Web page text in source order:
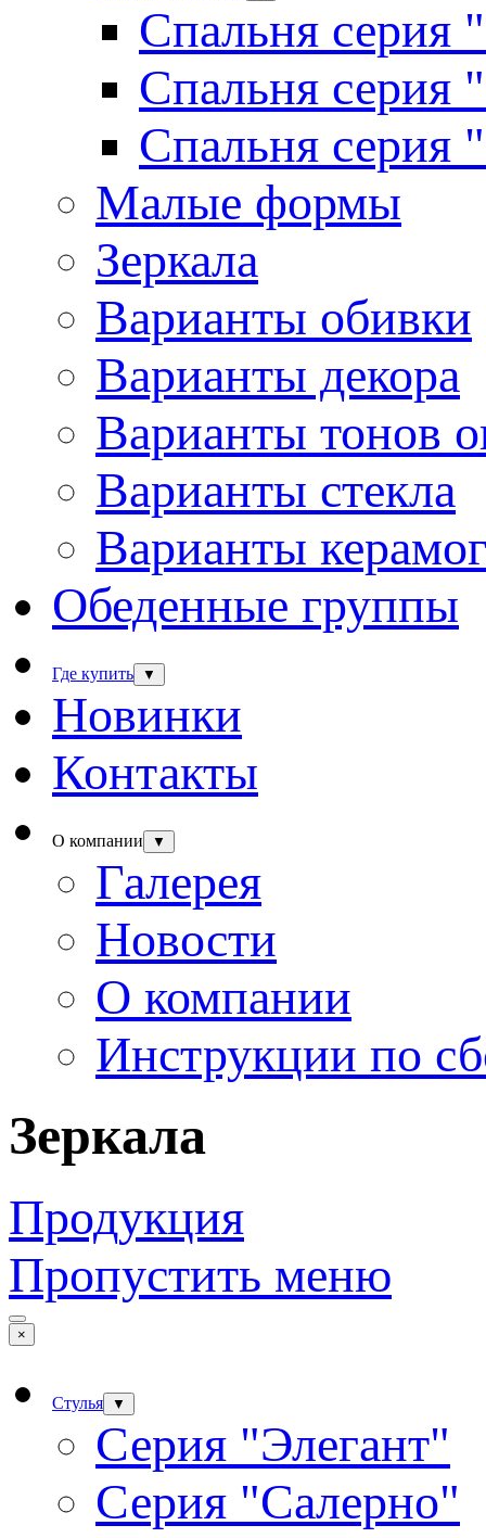
Спальня серия
Спальня серия
Спальня серия
Малые формы
Зеркала
Варианты обивки
Варианты декора
Варианты тонов
Варианты стекла
Варианты
Обеденные группы
Где купить ▼
Новинки
Контакты
О компании ▼
Галерея
Новости
О компании
Инструкции по
Зеркала
Продукция
Пропустить меню
×
Стулья ▼
Серия "Элегант"
Серия "Салерно"